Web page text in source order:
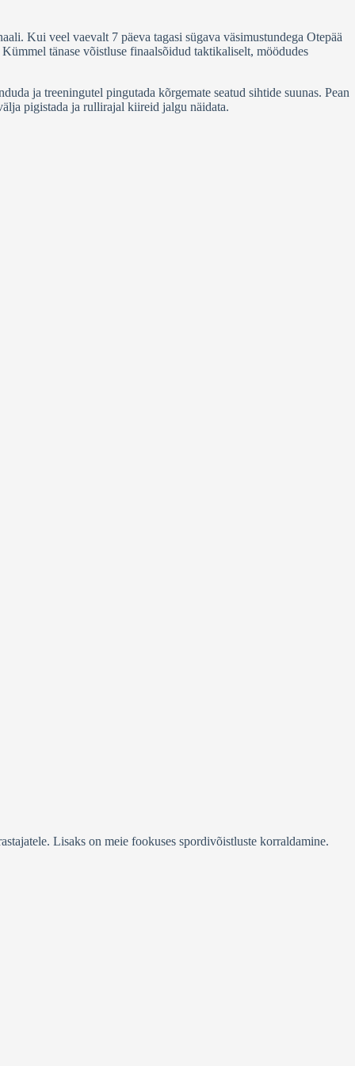
Kui veel vaevalt 7 päeva tagasi sügava väsimustundega Otepää
tänase võistluse finaalsõidud taktikaliselt, möödudes
ja treeningutel pingutada kõrgemate seatud sihtide suunas. Pean
pigistada ja rullirajal kiireid jalgu näidata.
Lisaks on meie fookuses spordivõistluste korraldamine.